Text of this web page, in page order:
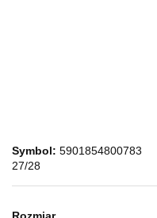
Symbol: 5901854800783
27/28
Rozmiar